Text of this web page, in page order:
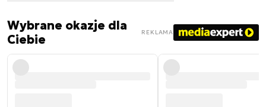
Wybrane okazje dla
Ciebie
REKLAMA